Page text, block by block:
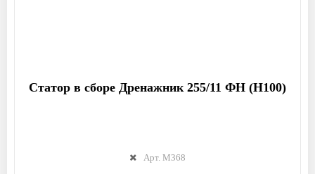
Статор в сборе Дренажник 255/11 ФН (Н100)
Арт. М368